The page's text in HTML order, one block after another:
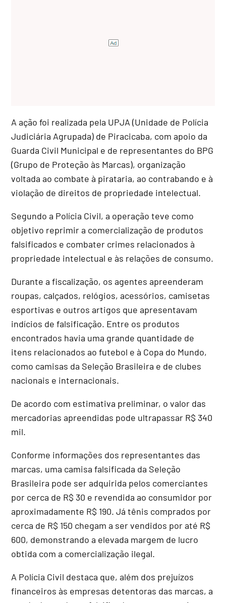
A ação foi realizada pela UPJA (Unidade de Polícia
Judiciária Agrupada) de Piracicaba, com apoio da
Guarda Civil Municipal e de representantes do BPG
(Grupo de Proteção às Marcas), organização
voltada ao combate à pirataria, ao contrabando e à
violação de direitos de propriedade intelectual.
Segundo a Polícia Civil, a operação teve como
objetivo reprimir a comercialização de produtos
falsificados e combater crimes relacionados à
propriedade intelectual e às relações de consumo.
Durante a fiscalização, os agentes apreenderam
roupas, calçados, relógios, acessórios, camisetas
esportivas e outros artigos que apresentavam
indícios de falsificação. Entre os produtos
encontrados havia uma grande quantidade de
itens relacionados ao futebol e à Copa do Mundo,
como camisas da Seleção Brasileira e de clubes
nacionais e internacionais.
De acordo com estimativa preliminar, o valor das
mercadorias apreendidas pode ultrapassar R$ 340
mil.
Conforme informações dos representantes das
marcas, uma camisa falsificada da Seleção
Brasileira pode ser adquirida pelos comerciantes
por cerca de R$ 30 e revendida ao consumidor por
aproximadamente R$ 190. Já tênis comprados por
cerca de R$ 150 chegam a ser vendidos por até R$
600, demonstrando a elevada margem de lucro
obtida com a comercialização ilegal.
A Polícia Civil destaca que, além dos prejuízos
financeiros às empresas detentoras das marcas, a